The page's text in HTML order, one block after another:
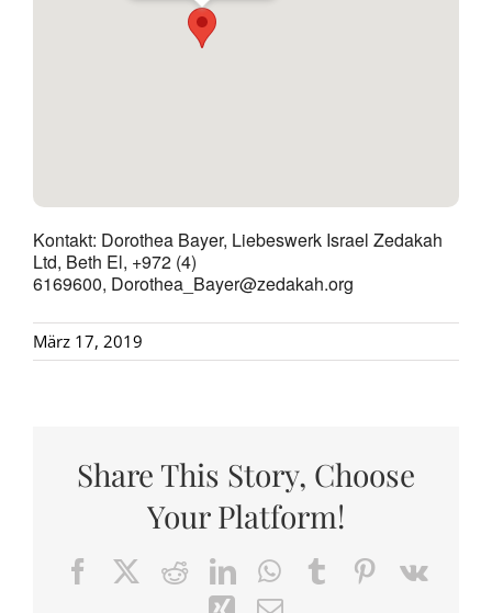
Kontakt: Dorothea Bayer, Liebeswerk Israel Zedakah
Ltd, Beth El, +972 (4)
6169600, Dorothea_Bayer@zedakah.org
März 17, 2019
Share This Story, Choose
Your Platform!
FacebookRedditLinkedInWhatsApp
TumblrPinterest
Vk
XingEmail